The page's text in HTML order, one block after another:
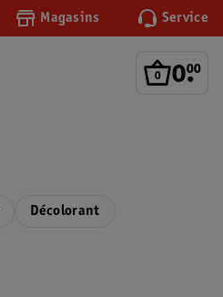
Magasins Service
0.
00
Décolorant